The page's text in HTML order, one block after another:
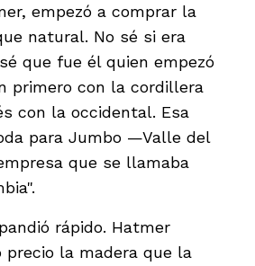
empezó a comprar la
natural. No sé si era
que fue él quien empezó
primero con la cordillera
con la occidental. Esa
para Jumbo —Valle del
que se llamaba
rápido. Hatmer
precio la madera que la